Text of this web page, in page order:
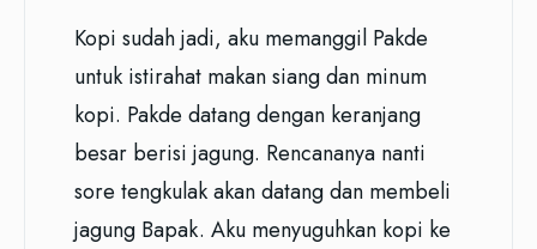
Kopi sudah jadi, aku memanggil Pakde
untuk istirahat makan siang dan minum
kopi. Pakde datang dengan keranjang
besar berisi jagung. Rencananya nanti
sore tengkulak akan datang dan membeli
jagung Bapak. Aku menyuguhkan kopi ke